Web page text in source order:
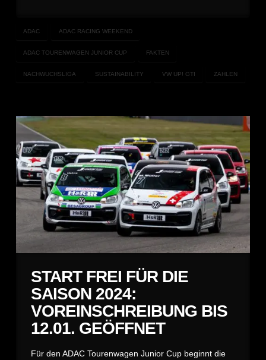
ADAC ADAC RACING WEEKEND
ADAC TOURENWAGEN JUNIOR CUP FAKTEN
NACHWUCHSLIGA SUSTAINABILITY VW UP! GTI ZAHLEN
START FREI FÜR DIE
SAISON 2024:
VOREINSCHREIBUNG BIS
12.01. GEÖFFNET
Für den ADAC Tourenwagen Junior Cup beginnt die